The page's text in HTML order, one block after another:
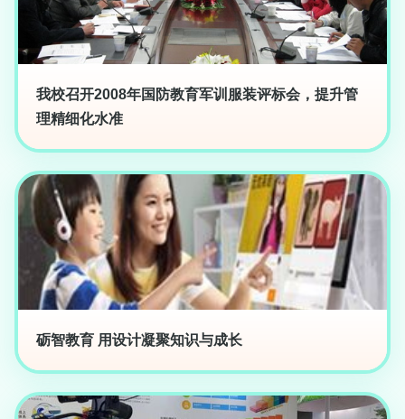
我校召开2008年国防教育军训服装评标会，提升管
理精细化水准
砺智教育 用设计凝聚知识与成长